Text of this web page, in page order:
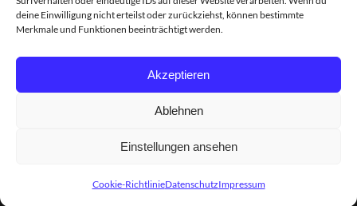
deine Einwilligung nicht erteilst oder zurückziehst, können bestimmte
Merkmale und Funktionen beeinträchtigt werden.
Akzeptieren
Ablehnen
Einstellungen ansehen
Cookie-RichtlinieDatenschutzImpressum
Trete unserer Facebook-Community bei
© Copyright 2026 - 1.FC Schwand Built with ♥ byInternetagentur Innovie
Impressum Cookie-Richtlinie (EU)